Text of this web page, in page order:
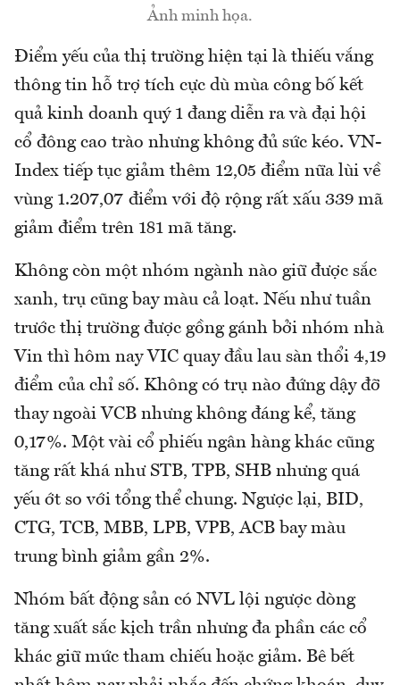
Ảnh minh họa.
Điểm yếu của thị trường hiện tại là thiếu vắng
thông tin hỗ trợ tích cực dù mùa công bố kết
quả kinh doanh quý 1 đang diễn ra và đại hội
cổ đông cao trào nhưng không đủ sức kéo. VN-
Index tiếp tục giảm thêm 12,05 điểm nữa lùi về
vùng 1.207,07 điểm với độ rộng rất xấu 339 mã
giảm điểm trên 181 mã tăng.
Không còn một nhóm ngành nào giữ được sắc
xanh, trụ cũng bay màu cả loạt. Nếu như tuần
trước thị trường được gồng gánh bởi nhóm nhà
Vin thì hôm nay VIC quay đầu lau sàn thổi 4,19
điểm của chỉ số. Không có trụ nào đứng dậy đỡ
thay ngoài VCB nhưng không đáng kể, tăng
0,17%. Một vài cổ phiếu ngân hàng khác cũng
tăng rất khá như STB, TPB, SHB nhưng quá
yếu ớt so với tổng thể chung. Ngược lại, BID,
CTG, TCB, MBB, LPB, VPB, ACB bay màu
trung bình giảm gần 2%.
Nhóm bất động sản có NVL lội ngược dòng
tăng xuất sắc kịch trần nhưng đa phần các cổ
khác giữ mức tham chiếu hoặc giảm. Bê bết